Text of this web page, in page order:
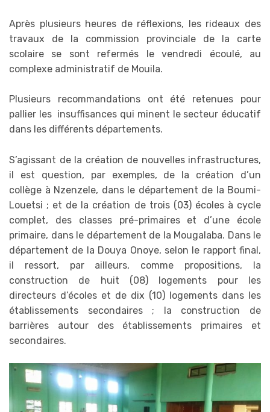
Après plusieurs heures de réflexions, les rideaux des
travaux de la commission provinciale de la carte
scolaire se sont refermés le vendredi écoulé, au
complexe administratif de Mouila.
Plusieurs recommandations ont été retenues pour
pallier les insuffisances qui minent le secteur éducatif
dans les différents départements.
S’agissant de la création de nouvelles infrastructures,
il est question, par exemples, de la création d’un
collège à Nzenzele, dans le département de la Boumi-
Louetsi ; et de la création de trois (03) écoles à cycle
complet, des classes pré-primaires et d’une école
primaire, dans le département de la Mougalaba. Dans le
département de la Douya Onoye, selon le rapport final,
il ressort, par ailleurs, comme propositions, la
construction de huit (08) logements pour les
directeurs d’écoles et de dix (10) logements dans les
établissements secondaires ; la construction de
barrières autour des établissements primaires et
secondaires.